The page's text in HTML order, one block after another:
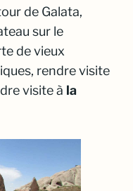
de Galata,
sur le
de vieux
rendre visite
visite à la